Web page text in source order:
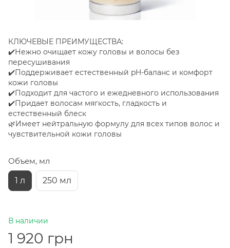
КЛЮЧЕВЫЕ ПРЕИМУЩЕСТВА:
✔️Нежно очищает кожу головы и волосы без
пересушивания
✔️Поддерживает естественный pH-баланс и комфорт
кожи головы
✔️Подходит для частого и ежедневного использования
✔️Придает волосам мягкость, гладкость и
естественный блеск
🌿Имеет нейтральную формулу для всех типов волос и
чувствительной кожи головы
Объем, мл
1 л
250 мл
В наличии
1 920 грн